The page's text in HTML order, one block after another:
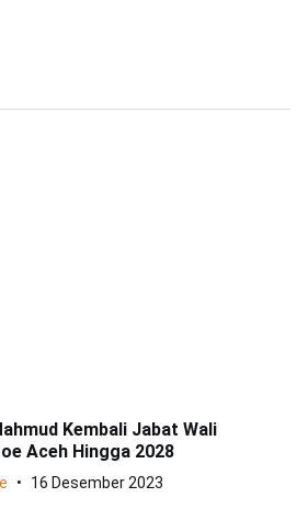
Kembali Jabat Wali
Aceh Hingga 2028
16 Desember 2023